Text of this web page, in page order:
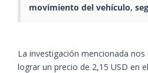
movimiento del vehículo,
La investigación mencionada
lograr un precio de 2,15 USD en